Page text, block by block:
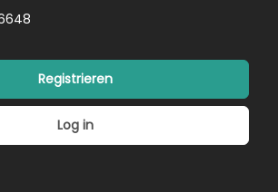
Registrieren
Log in